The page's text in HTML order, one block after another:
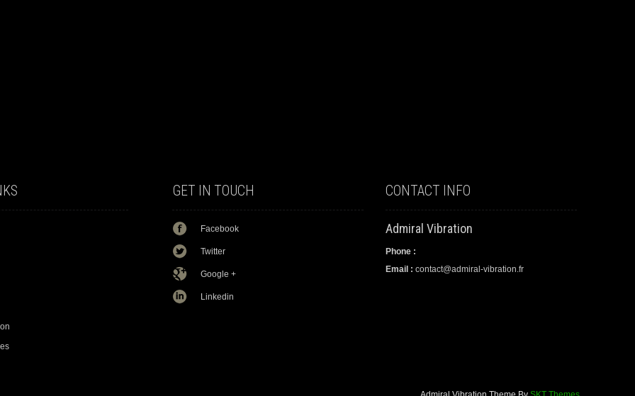
GET IN TOUCH
Facebook
Twitter
Google +
Linkedin
CONTACT INFO
Admiral Vibration
Phone :
Email : contact@admiral-vibration.fr